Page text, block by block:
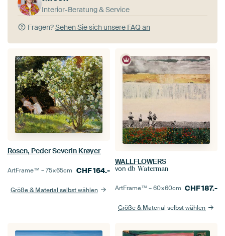
Interior-Beratung & Service
Fragen?Sehen Sie sich unsere FAQ an
Rosen, Peder Severin Krøyer
ArtFrame™ –75×65cm CHF164.-
Größe & Material selbst wählen
WALLFLOWERS
von db Waterman
ArtFrame™ –60×60cm CHF187.-
Größe & Material selbst wählen